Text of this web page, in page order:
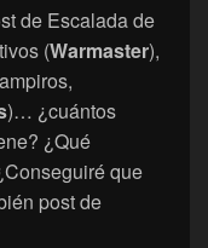
de Escalada de
(Warmaster),
)… ¿cuántos
¿Qué
que
post de